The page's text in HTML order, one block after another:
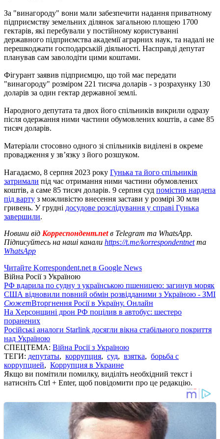
За "винагороду" вони мали забезпечити надання приватному
підприємству земельних ділянок загальною площею 1700
гектарів, які перебували у постійному користуванні
державного підприємства академії аграрних наук, та надалі не
перешкоджати господарській діяльності. Насправді депутат
планував сам заволодіти цими коштами.
Фігурант заявив підприємцю, що той має передати
"винагороду" розміром 221 тисяча доларів - з розрахунку 130
доларів за один гектар державної землі.
Народного депутата та двох його спільників викрили одразу
після одержання ними частини обумовлених коштів, а саме 85
тисяч доларів.
Матеріали стосовно одного зі спільників виділені в окреме
провадження у зв’язку з його розшуком.
Нагадаємо, 8 серпня 2023 року Гунька та його спільників
затримали під час отримання ними частини обумовлених
коштів, а саме 85 тисяч доларів. 9 серпня суд помістив нардепа
під варту з можливістю внесення застави у розмірі 30 млн
гривень. У грудні досудове розслідування у справі Гунька
завершили.
Новини від Корреспондент.netв Telegram та WhatsApp.
Підписуйтесь на наші канали https://t.me/korrespondentnetта
WhatsApp
Читайте Korrespondent.net в Google News
Війна Росії з Україною
РФ вдарила по судну з українською пшеницею: загинув моряк
США відновили повний обмін розвідданими з Україною - ЗМІ
СюжетВторгнення Росії в Україну. Онлайн
На Херсонщині дрон РФ поцілив в автобус: шестеро
поранених
Російські аналоги Starlink досягли вікна стабільного покриття
над Україною
СПЕЦТЕМА: Війна Росії з Україною
ТЕГИ: депутаты, коррупция, суд, взятка, борьба с
коррупцией, Коррупция в Украине
Якщо ви помітили помилку, виділіть необхідний текст і
натисніть Ctrl + Enter, щоб повідомити про це редакцію.